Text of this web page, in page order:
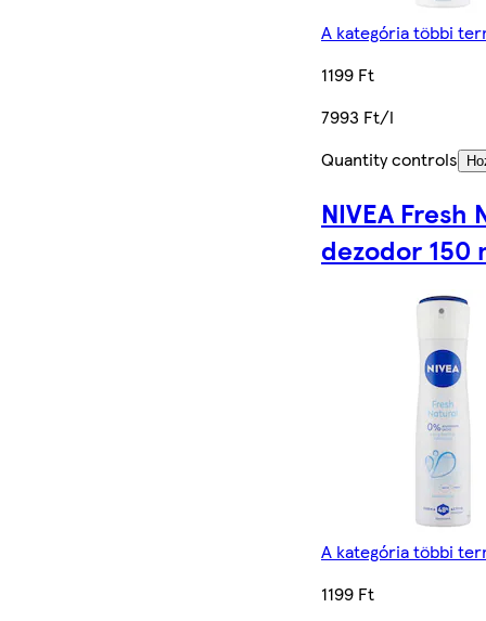
A kategória többi
1199 Ft
7993 Ft/l
Quantity controls
NIVEA Fresh
dezodor 150
A kategória többi
1199 Ft